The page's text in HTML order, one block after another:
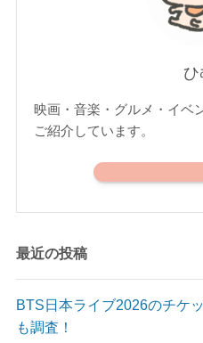
ひ
映画・音楽・グルメ・イベ
ご紹介しています。
最近の投稿
BTS日本ライブ2026のチケ
も調査！